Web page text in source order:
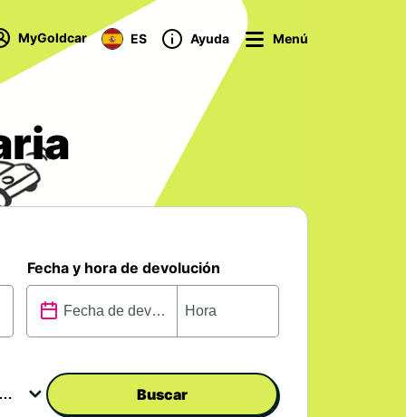
MyGoldcar ES Ayuda Menú
Fecha y hora de devolución
Buscar